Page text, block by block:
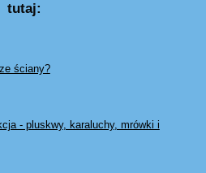
tutaj:
ściany?
- pluskwy, karaluchy, mrówki i